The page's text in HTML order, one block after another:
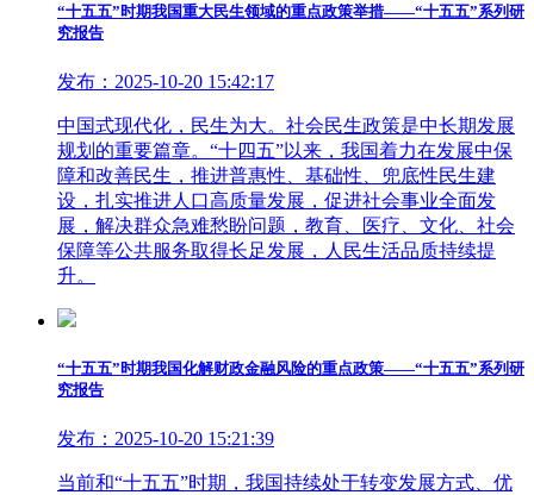
“十五五”时期我国重大民生领域的重点政策举措——“十五五”系列研
究报告
发布：2025-10-20 15:42:17
中国式现代化，民生为大。社会民生政策是中长期发展
规划的重要篇章。“十四五”以来，我国着力在发展中保
障和改善民生，推进普惠性、基础性、兜底性民生建
设，扎实推进人口高质量发展，促进社会事业全面发
展，解决群众急难愁盼问题，教育、医疗、文化、社会
保障等公共服务取得长足发展，人民生活品质持续提
升。
“十五五”时期我国化解财政金融风险的重点政策——“十五五”系列研
究报告
发布：2025-10-20 15:21:39
当前和“十五五”时期，我国持续处于转变发展方式、优